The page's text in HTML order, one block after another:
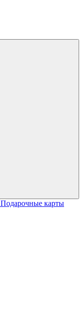
Подарочные карты